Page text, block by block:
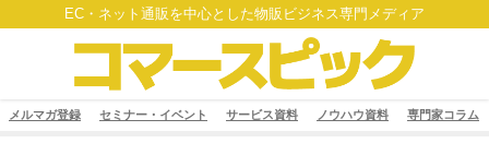
EC・ネット通販を中心とした物販ビジネス専門メディア
メルマガ登録 セミナー・イベント サービス資料 ノウハウ資料 専門家コラム